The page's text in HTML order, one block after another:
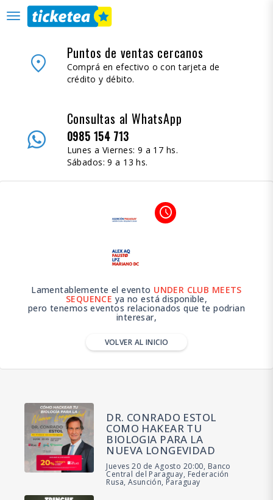
desplegar
navegación
place Puntos de ventas cercanos
Comprá en efectivo o con tarjeta de
crédito y débito.
Consultas al WhatsApp
0985 154 713
Lunes a Viernes: 9 a 17 hs.
Sábados: 9 a 13 hs.
access_time
Lamentablemente el evento UNDER CLUB MEETS
SEQUENCE ya no está disponible,
pero tenemos eventos relacionados que te podrian
interesar,
VOLVER AL INICIO
DR. CONRADO ESTOL
COMO HAKEAR TU
BIOLOGIA PARA LA
NUEVA LONGEVIDAD
Jueves 20 de Agosto 20:00, Banco
Central del Paraguay, Federación
Rusa, Asunción, Paraguay